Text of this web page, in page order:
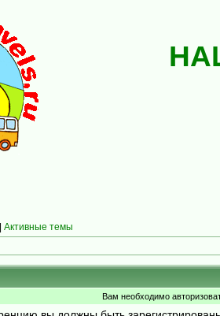
| Активные темы
Вам необходимо